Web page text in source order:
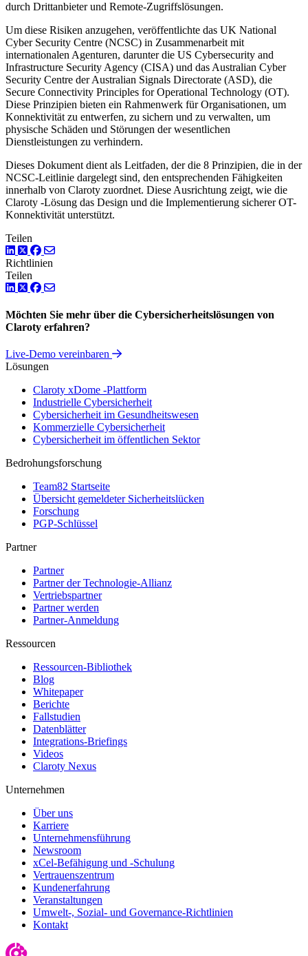
durch Drittanbieter und Remote-Zugriffslösungen.
Um diese Risiken anzugehen, veröffentlichte das UK National
Cyber Security Centre (NCSC) in Zusammenarbeit mit
internationalen Agenturen, darunter die US Cybersecurity and
Infrastructure Security Agency (CISA) und das Australian Cyber
Security Centre der Australian Signals Directorate (ASD), die
Secure Connectivity Principles for Operational Technology (OT).
Diese Prinzipien bieten ein Rahmenwerk für Organisationen, um
Konnektivität zu entwerfen, zu sichern und zu verwalten, um
physische Schäden und Störungen der wesentlichen
Dienstleistungen zu verhindern.
Dieses Dokument dient als Leitfaden, der die 8 Prinzipien, die in der
NCSC-Leitlinie dargelegt sind, den entsprechenden Fähigkeiten
innerhalb von Claroty zuordnet. Diese Ausrichtung zeigt, wie die
Claroty -Lösung das Design und die Implementierung sicherer OT-
Konnektivität unterstützt.
Teilen
LinkedIn
TwitterFacebook
Richtlinien
Teilen
LinkedIn
TwitterFacebook
Möchten Sie mehr über die Cybersicherheitslösungen von
Claroty erfahren?
Live-Demo vereinbaren
Lösungen
Claroty xDome -Plattform
Industrielle Cybersicherheit
Cybersicherheit im Gesundheitswesen
Kommerzielle Cybersicherheit
Cybersicherheit im öffentlichen Sektor
Bedrohungsforschung
Team82 Startseite
Übersicht gemeldeter Sicherheitslücken
Forschung
PGP-Schlüssel
Partner
Partner
Partner der Technologie-Allianz
Vertriebspartner
Partner werden
Partner-Anmeldung
Ressourcen
Ressourcen-Bibliothek
Blog
Whitepaper
Berichte
Fallstudien
Datenblätter
Integrations-Briefings
Videos
Claroty Nexus
Unternehmen
Über uns
Karriere
Unternehmensführung
Newsroom
xCel-Befähigung und -Schulung
Vertrauenszentrum
Kundenerfahrung
Veranstaltungen
Umwelt-, Sozial- und Governance-Richtlinien
Kontakt